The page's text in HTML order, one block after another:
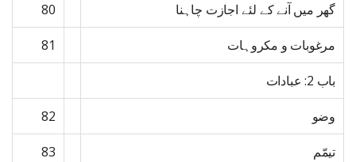
گھر میں آنے کے لئے اجازت چاہنا 80
مرغوبات و مکروہات 81
باب 2: عبادات
وضو 82
تیمّم 83